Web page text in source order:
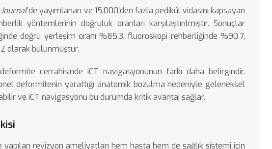
'de yayımlanan ve 15.000'den fazla pedikül vidasını kapsayan
yöntemlerinin doğruluk oranları karşılaştırılmıştır. Sonuçlar
doğru yerleşim oranı %85.3, fluoroskopi rehberliğinde %90.7,
olarak bulunmuştur.
cerrahisinde iCT navigasyonunun farkı daha belirgindir.
deformitenin yarattığı anatomik bozulma nedeniyle geleneksel
ve iCT navigasyonu bu durumda kritik avantaj sağlar.
revizyon ameliyatları hem hasta hem de sağlık sistemi için